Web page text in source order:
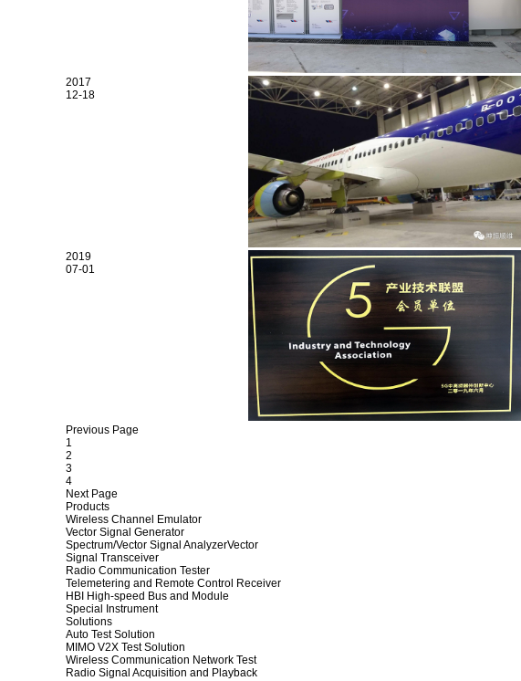
2017
12-18
2019
07-01
Previous Page
1
2
3
4
Next Page
Products
Wireless Channel Emulator
Vector Signal Generator
Spectrum/Vector Signal AnalyzerVector
Signal Transceiver
Radio Communication Tester
Telemetering and Remote Control Receiver
HBI High-speed Bus and Module
Special Instrument
Solutions
Auto Test Solution
MIMO V2X Test Solution
Wireless Communication Network Test
Radio Signal Acquisition and Playback